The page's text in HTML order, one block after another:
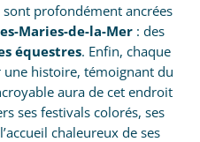
profondément ancrées
Maries-de-la-Mer: des
équestres. Enfin, chaque
histoire, témoignant du
aura de cet endroit
ses festivals colorés, ses
chaleureux de ses